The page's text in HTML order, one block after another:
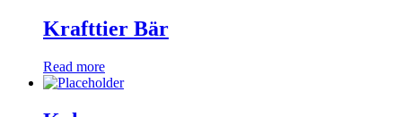
Krafttier Bär
Read more